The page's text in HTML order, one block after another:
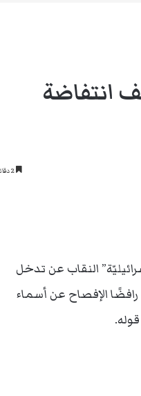
انتفاضة
النقاب عن تدخل
الإفصاح عن أسماء